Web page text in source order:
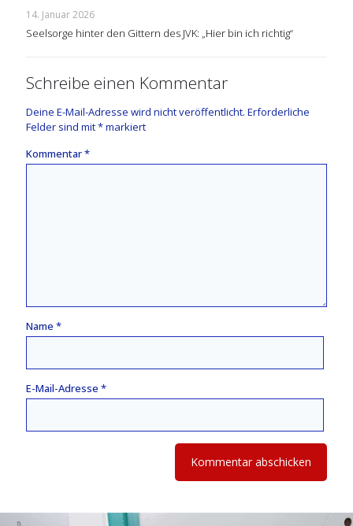
14. Januar 2026
Seelsorge hinter den Gittern des JVK: „Hier bin ich richtig“
Schreibe einen Kommentar
Deine E-Mail-Adresse wird nicht veröffentlicht. Erforderliche
Felder sind mit*markiert
Kommentar*
Name *
E-Mail-Adresse *